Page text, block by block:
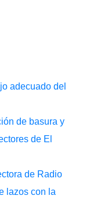
adecuado del
de basura y
de El
de Radio
lazos con la